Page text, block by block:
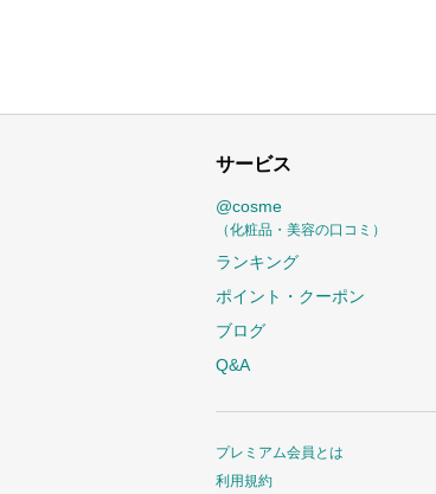
サービス
@cosme
（化粧品・美容の口コミ）
ランキング
ポイント・クーポン
ブログ
Q&A
プレミアム会員とは
利用規約